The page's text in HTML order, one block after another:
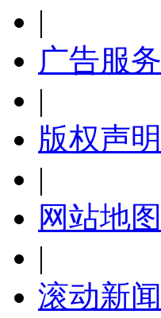
|
广告服务
|
版权声明
|
网站地图
|
滚动新闻